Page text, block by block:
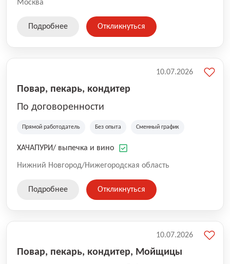
Москва
Подробнее Откликнуться
Повар, пекарь, кондитер
По договоренности
Прямой работодатель Без опыта Сменный график
ХАЧАПУРИ/ выпечка и вино
Нижний Новгород/Нижегородская область
10.07.2026
Подробнее Откликнуться
Повар, пекарь, кондитер, Мойщицы
10.07.2026